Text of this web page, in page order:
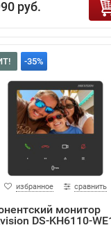
руб.
-35%
избранное сравнить
монитор
DS-KH6110-